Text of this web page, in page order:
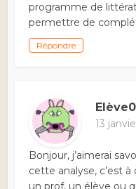
programme de
permettre de
Répondre
13
Bonjour, j’aimerai
cette analyse, c’est à
un prof, un élève ou